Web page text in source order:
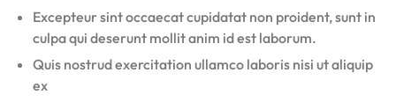
Excepteur sint occaecat cupidatat non proident, sunt in
culpa qui deserunt mollit anim id est laborum.
Quis nostrud exercitation ullamco laboris nisi ut aliquip
ex